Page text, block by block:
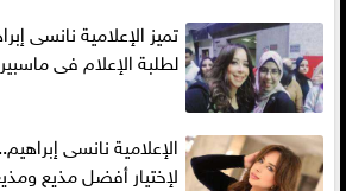
تميز الإعلامية نانسى
لطلبة الإعلام فى
الإعلامية نانسى
لإختيار أفضل مذيع